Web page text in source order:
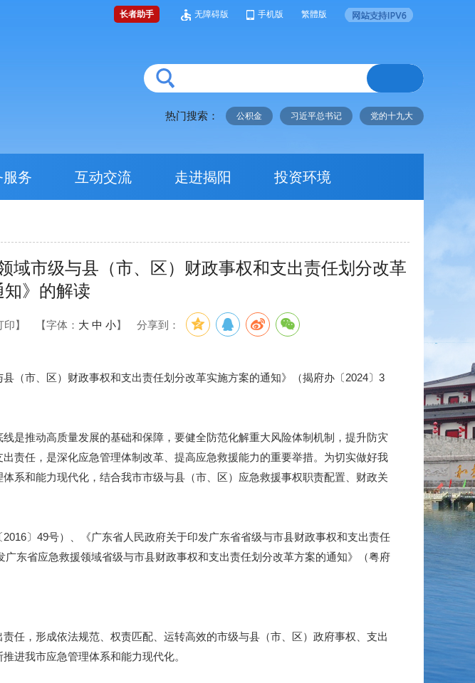
长者助手 无障碍版 手机版 繁體版
热门搜索： 公积金 习近平总书记 党的十九大
服务 互动交流 走进揭阳 投资环境
域市级与县（市、区）财政事权和支出责任划分改革
》的解读
印】 【字体： 大 中 小】 分享到：
市、区）财政事权和支出责任划分改革实施方案的通知》（揭府办〔2024〕3
推动高质量发展的基础和保障，要健全防范化解重大风险体制机制，提升防灾
责任，是深化应急管理体制改革、提高应急救援能力的重要举措。为切实做好我
系和能力现代化，结合我市市级与县（市、区）应急救援事权职责配置、财政关
〕49号）、《广东省人民政府关于印发广东省省级与市县财政事权和支出责任
东省应急救援领域省级与市县财政事权和支出责任划分改革方案的通知》（粤府
，形成依法规范、权责匹配、运转高效的市级与县（市、区）政府事权、支出
进我市应急管理体系和能力现代化。